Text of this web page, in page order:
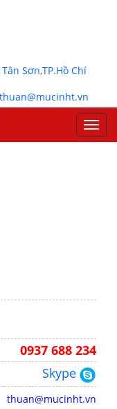
Sơn,TP.Hồ Chí
0937 688 234
Skype
thuan@mucinht.vn